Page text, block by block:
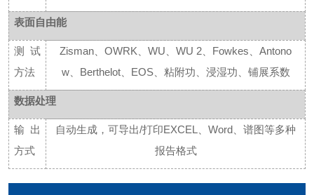
表面自由能
测试
方法
Zisman、OWRK、WU、WU 2、Fowkes、Antono
w、Berthelot、EOS、粘附功、浸湿功、铺展系数
数据处理
输出
方式
自动生成，可导出/打印EXCEL、Word、谱图等多种
报告格式